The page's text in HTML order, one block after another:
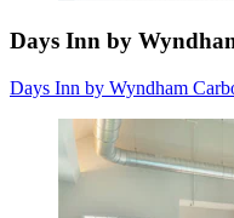
Days Inn by
Days Inn by Wyndham